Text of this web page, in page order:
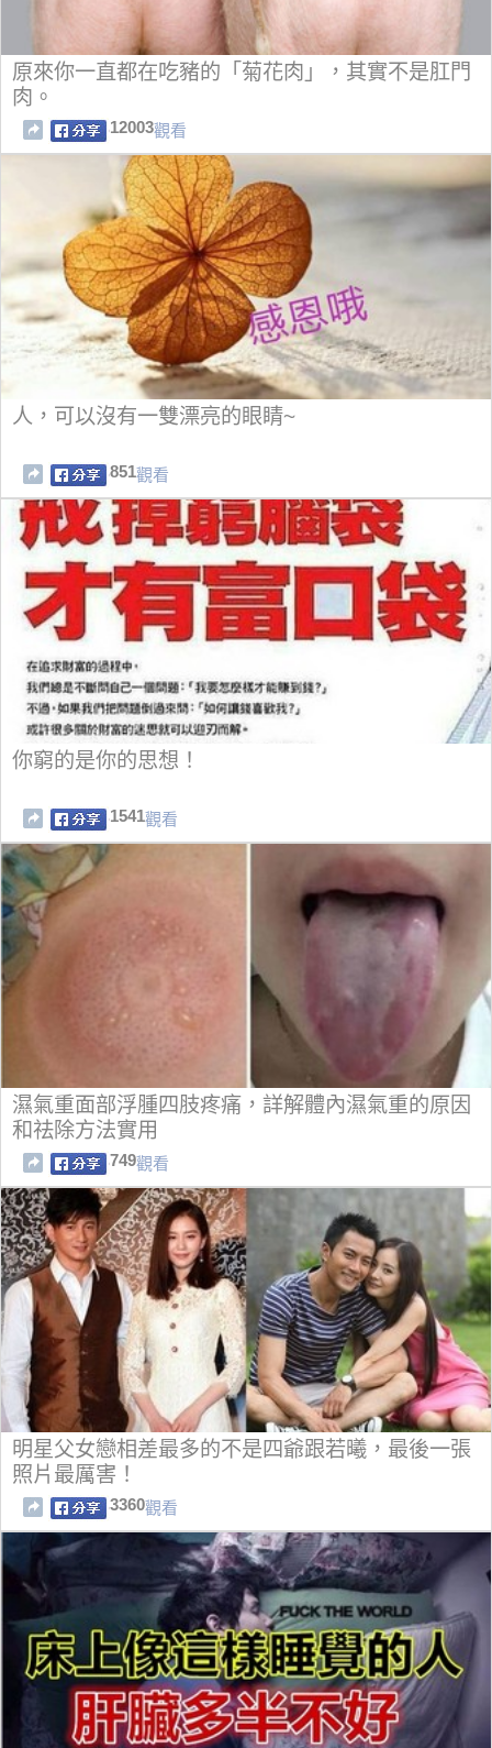
原來你一直都在吃豬的「菊花肉」，其實不是肛門
肉。
12003觀看
人，可以沒有一雙漂亮的眼睛~
851觀看
你窮的是你的思想！
1541觀看
濕氣重面部浮腫四肢疼痛，詳解體內濕氣重的原因
和祛除方法實用
749觀看
明星父女戀相差最多的不是四爺跟若曦，最後一張
照片最厲害！
3360觀看